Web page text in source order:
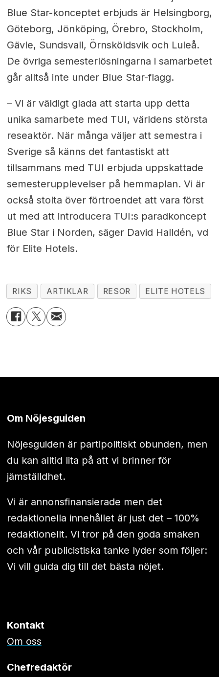
Blue Star-konceptet erbjuds är Helsingborg,
Göteborg, Jönköping, Örebro, Stockholm,
Gävle, Sundsvall, Örnsköldsvik och Luleå.
De övriga semesterlösningarna i samarbetet
går alltså inte under Blue Star-flagg.
– Vi är väldigt glada att starta upp detta
unika samarbete med TUI, världens största
reseaktör. När många väljer att semestra i
Sverige så känns det fantastiskt att
tillsammans med TUI erbjuda uppskattade
semesterupplevelser på hemmaplan. Vi är
också stolta över förtroendet att vara först
ut med att introducera TUI:s paradkoncept
Blue Star i Norden, säger David Halldén, vd
för Elite Hotels.
RIKS ARTIKLAR RESOR ELITE HOTELS
Om Nöjesguiden
Nöjesguiden är partipolitiskt obunden, men
du kan alltid lita på att vi brinner för
jämställdhet.
Vi är annonsfinansierade men det
redaktionella innehållet är just det – 100%
redaktionellt. Vi tror på den goda smaken
och vår publicistiska tanke lyder som följer:
Vi vill guida dig till det bästa nöjet.
Kontakt
Om oss
Chefredaktör